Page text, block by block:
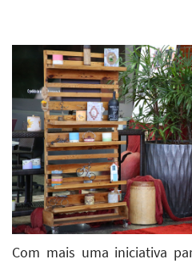
Com mais uma iniciativa